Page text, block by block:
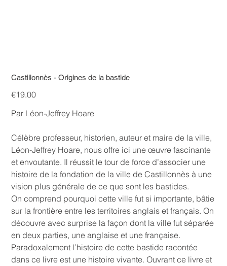
Castillonnès - Origines de la bastide
Price
€19.00
Par Léon-Jeffrey Hoare
Célèbre professeur, historien, auteur et maire de la ville,
Léon-Jeffrey Hoare, nous offre ici une œuvre fascinante
et envoutante. Il réussit le tour de force d’associer une
histoire de la fondation de la ville de Castillonnès à une
vision plus générale de ce que sont les bastides.
On comprend pourquoi cette ville fut si importante, bâtie
sur la frontière entre les territoires anglais et français. On
découvre avec surprise la façon dont la ville fut séparée
en deux parties, une anglaise et une française.
Paradoxalement l’histoire de cette bastide racontée
dans ce livre est une histoire vivante. Ouvrant ce livre et